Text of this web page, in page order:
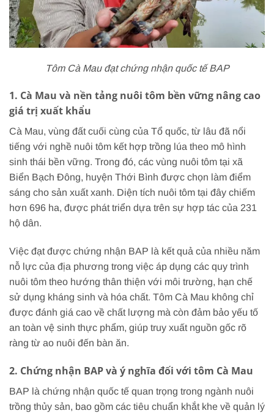
Tôm Cà Mau đạt chứng nhận quốc tế BAP
1. Cà Mau và nền tảng nuôi tôm bền vững nâng cao
giá trị xuất khẩu
Cà Mau, vùng đất cuối cùng của Tổ quốc, từ lâu đã nổi
tiếng với nghề nuôi tôm kết hợp trồng lúa theo mô hình
sinh thái bền vững. Trong đó, các vùng nuôi tôm tại xã
Biển Bạch Đông, huyện Thới Bình được chọn làm điểm
sáng cho sản xuất xanh. Diện tích nuôi tôm tại đây chiếm
hơn 696 ha, được phát triển dựa trên sự hợp tác của 231
hộ dân.
Việc đạt được chứng nhận BAP là kết quả của nhiều năm
nỗ lực của địa phương trong việc áp dụng các quy trình
nuôi tôm theo hướng thân thiện với môi trường, hạn chế
sử dụng kháng sinh và hóa chất. Tôm Cà Mau không chỉ
được đánh giá cao về chất lượng mà còn đảm bảo yếu tố
an toàn vệ sinh thực phẩm, giúp truy xuất nguồn gốc rõ
ràng từ ao nuôi đến bàn ăn.
2. Chứng nhận BAP và ý nghĩa đối với tôm Cà Mau
BAP là chứng nhận quốc tế quan trọng trong ngành nuôi
trồng thủy sản, bao gồm các tiêu chuẩn khắt khe về quản lý